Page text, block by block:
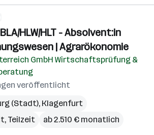
HLW/HLT - Absolvent:in
| Agrarökonomie
GmbH Wirtschaftsprüfung &
veröffentlicht
(Stadt), Klagenfurt
Teilzeit
ab 2.510 € monatlich